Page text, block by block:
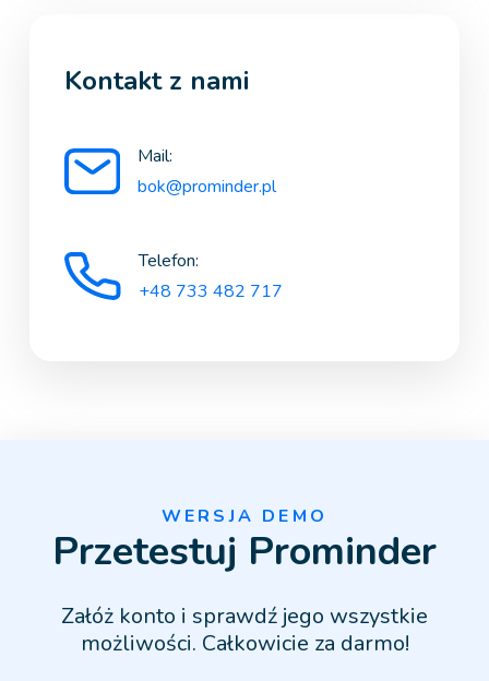
Kontakt z nami
Mail:
bok@prominder.pl
Telefon:
+48 733 482 717
WERSJA DEMO
Przetestuj Prominder
Załóż konto i sprawdź jego wszystkie
możliwości. Całkowicie za darmo!